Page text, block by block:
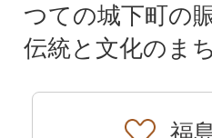
つての城下町の
伝統と文化のま
福